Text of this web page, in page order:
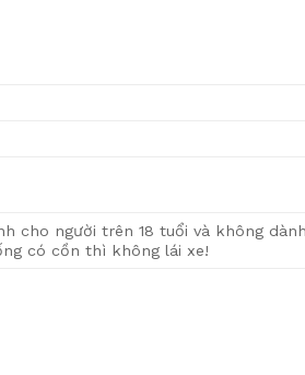
cho người trên 18 tuổi và không
có cồn thì không lái xe!